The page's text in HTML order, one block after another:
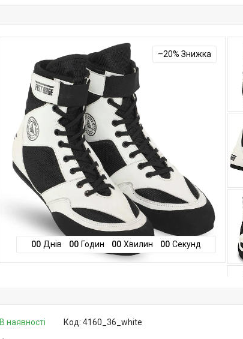
–20%
00 Днів 00 Годин 00 Хвилин 00 Секунд
В наявності Код: 4160_36_white